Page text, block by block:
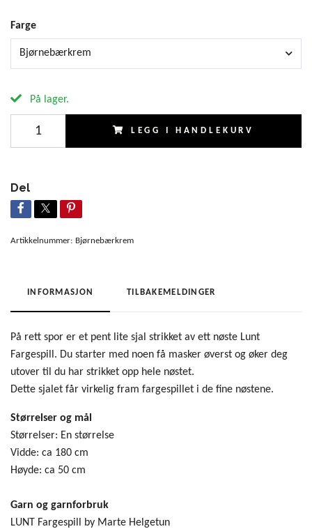
Farge
Bjørnebærkrem
På lager.
LEGG I HANDLEKURV
Del
Artikkelnummer: Bjørnebærkrem
INFORMASJON TILBAKEMELDINGER
På rett spor er et pent lite sjal strikket av ett nøste Lunt
Fargespill. Du starter med noen få masker øverst og øker deg
utover til du har strikket opp hele nøstet.
Dette sjalet får virkelig fram fargespillet i de fine nøstene.
Størrelser og mål
Størrelser: En størrelse
Vidde: ca 180 cm
Høyde: ca 50 cm
Garn og garnforbruk
LUNT Fargespill by Marte Helgetun